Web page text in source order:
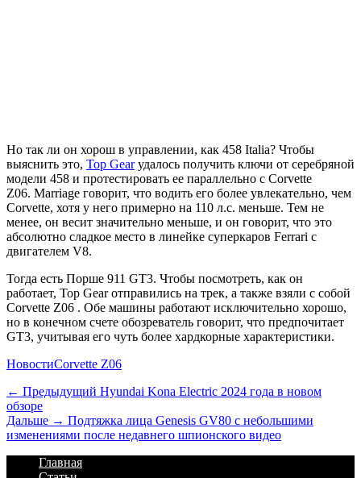
Но так ли он хорош в управлении, как 458 Italia? Чтобы
выяснить это, Top Gearудалось получить ключи от серебряной
модели 458 и протестировать ее параллельно с Corvette
Z06. Marriage говорит, что водить его более увлекательно, чем
Corvette, хотя у него примерно на 110 л.с. меньше. Тем не
менее, он весит значительно меньше, и он говорит, что это
абсолютно сладкое место в линейке суперкаров Ferrari с
двигателем V8.
Тогда есть Порше 911 GT3. Чтобы посмотреть, как он
работает, Top Gear отправились на трек, а также взяли с собой
Corvette Z06 . Обе машины работают исключительно хорошо,
но в конечном счете обозреватель говорит, что предпочитает
GT3, учитывая его чуть более хардкорные характеристики.
Категории
НовостиТеги
Corvette Z06
Навигация
по
записям
← Предыдущий Предыдущий
Hyundai Kona Electric 2024 года в новом
обзоре
Дальше → Дальше:
Подтяжка лица Genesis GV80 с небольшими
изменениями после недавнего шпионского видео
Footer
ПерейтиГлавная